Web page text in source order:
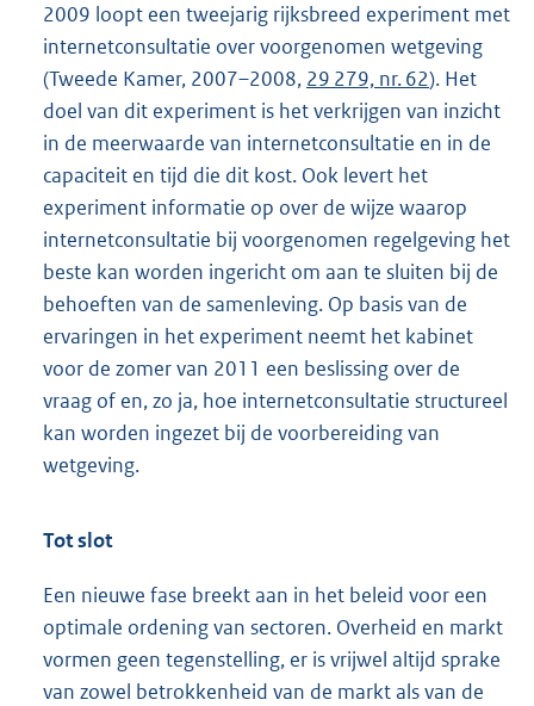
2009 loopt een tweejarig rijksbreed experiment met
internetconsultatie over voorgenomen wetgeving
(Tweede Kamer, 2007–2008, 29 279, nr. 62). Het
doel van dit experiment is het verkrijgen van inzicht
in de meerwaarde van internetconsultatie en in de
capaciteit en tijd die dit kost. Ook levert het
experiment informatie op over de wijze waarop
internetconsultatie bij voorgenomen regelgeving het
beste kan worden ingericht om aan te sluiten bij de
behoeften van de samenleving. Op basis van de
ervaringen in het experiment neemt het kabinet
voor de zomer van 2011 een beslissing over de
vraag of en, zo ja, hoe internetconsultatie structureel
kan worden ingezet bij de voorbereiding van
wetgeving.
Tot slot
Een nieuwe fase breekt aan in het beleid voor een
optimale ordening van sectoren. Overheid en markt
vormen geen tegenstelling, er is vrijwel altijd sprake
van zowel betrokkenheid van de markt als van de